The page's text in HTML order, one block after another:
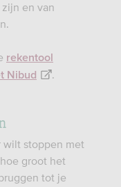
en van
rekentool
Nibud
.
wilt stoppen met
groot het
tot je